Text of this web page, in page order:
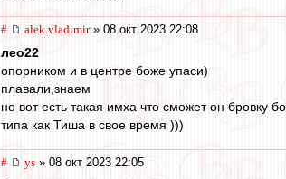
# alek.vladimir» 08 окт 2023 22:08
лео22
опорником и в центре боже упаси)
плавали,знаем
но вот есть такая имха что сможет он бровку
типа как Тиша в свое время )))
# ys » 08 окт 2023 22:05